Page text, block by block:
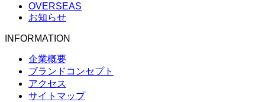
OVERSEAS
お知らせ
INFORMATION
企業概要
ブランドコンセプト
アクセス
サイトマップ